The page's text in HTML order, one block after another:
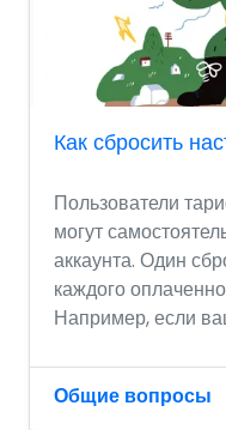
Как сбросить
Пользователи
могут
аккаунта. Один
каждого
Например, если
Общие вопросы